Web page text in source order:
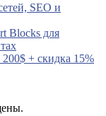
SEO и
Blocks для
+ скидка 15%